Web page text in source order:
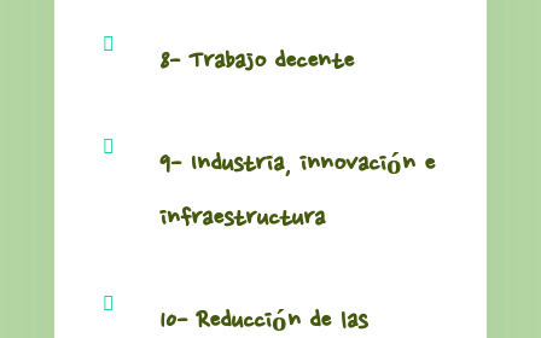

8- Trabajo decente

9- Industria, innovación e
infraestructura

10- Reducción de las